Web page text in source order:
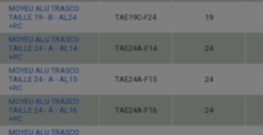
MOYEU ALU TRASCO
TAILLE 19 - B - AL24
+RC
TAE19C-F24 19
MOYEU ALU TRASCO
TAILLE 24 - A - AL14
+RC
TAE24A-F14 24
MOYEU ALU TRASCO
TAILLE 24 - A - AL15
+RC
TAE24A-F15 24
MOYEU ALU TRASCO
TAILLE 24 - A - AL16
+RC
TAE24A-F16 24
MOYEU ALU TRASCO